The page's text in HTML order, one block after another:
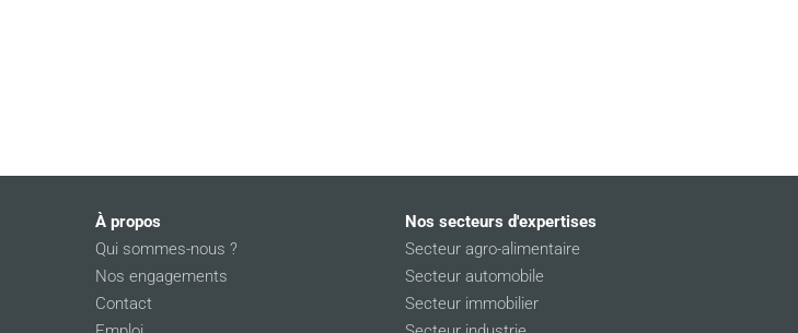
À propos
Qui sommes-nous ?
Nos engagements
Contact
Nos secteurs d'expertises
Secteur agro-alimentaire
Secteur automobile
Secteur immobilier